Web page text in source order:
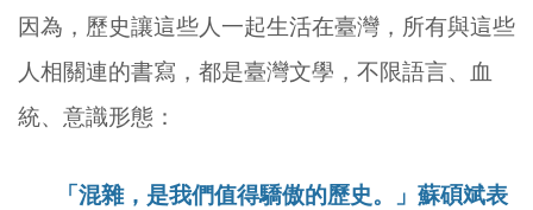
因為，歷史讓這些人一起生活在臺灣，所有與這些
人相關連的書寫，都是臺灣文學，不限語言、血
統、意識形態：
「混雜，是我們值得驕傲的歷史。」蘇碩斌表